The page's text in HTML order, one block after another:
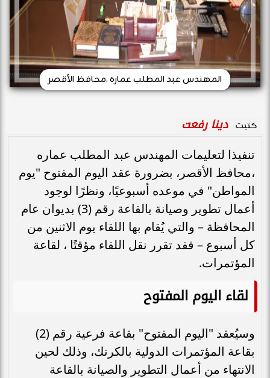
المهندس عبد المطلب عماره ،محافظ الأقصر
كتبت دينا رفعت
تنفيذا لتعليمات المهندس عبد المطلب عماره
،محافظ الأقصر، بضرورة عقد اليوم المفتوح "يوم
المواطن" في موعده أسبوعيًا، ونظرًا لوجود
أعمال تطوير وصيانة بالقاعة رقم (3) بديوان عام
المحافظة – والتي يُقام بها اللقاء يوم الاثنين من
كل أسبوع – فقد تقرر نقل اللقاء مؤقتًا ، لقاعة
المؤتمرات.
لقاء اليوم المفتوح
وسيُعقد "اليوم المفتوح" بقاعة فرعية رقم (2)
بقاعة المؤتمرات الدولية بالكرنك، وذلك لحين
الانتهاء من أعمال التطوير والصيانة بالقاعة